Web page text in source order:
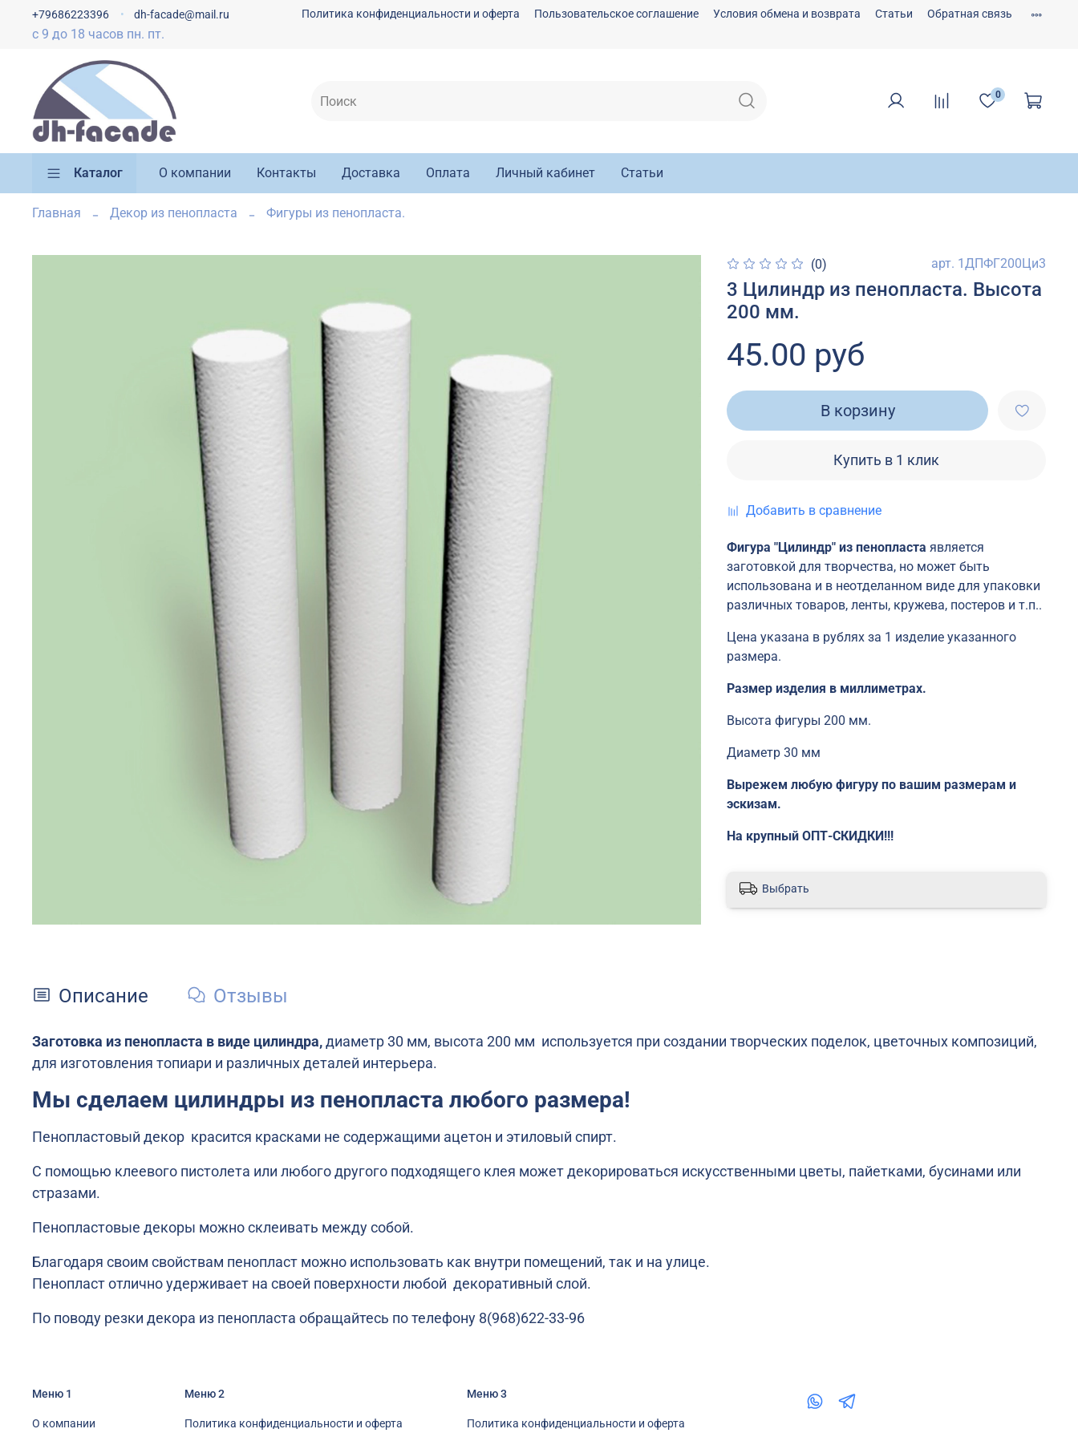
Политика конфиденциальности и оферта Пользовательское соглашение Условия обмена и возврата Статьи Обратная связь
с 9 до 18 часов пн. пт.
+79686223396 dh-facade@mail.ru
0
Каталог О компании Контакты Доставка Оплата Личный кабинет Статьи
Главная Декор из пенопласта Фигуры из пенопласта.
(0) арт. 1ДПФГ200Ци3
3 Цилиндр из пенопласта. Высота
200 мм.
45.00 руб
В корзину
Купить в 1 клик
Добавить в сравнение
Фигура "Цилиндр" из пенопласта является
заготовкой для творчества, но может быть
использована и в неотделанном виде для упаковки
различных товаров, ленты, кружева, постеров и т.п..
Цена указана в рублях за 1 изделие указанного
размера.
Размер изделия в миллиметрах.
Высота фигуры 200 мм.
Диаметр 30 мм
Вырежем любую фигуру по вашим размерам и
эскизам.
На крупный ОПТ-СКИДКИ!!!
Выбрать
Описание Отзывы
Заготовка из пенопласта в виде цилиндра,диаметр 30 мм, высота 200 мм используется при создании творческих поделок, цветочных композиций,
для изготовления топиари и различных деталей интерьера.
Мы сделаем цилиндры из пенопласта любого размера!
Пенопластовый декор красится красками не содержащими ацетон и этиловый спирт.
С помощью клеевого пистолета или любого другого подходящего клея может декорироваться искусственными цветы, пайетками, бусинами или
стразами.
Пенопластовые декоры можно склеивать между собой.
Благодаря своим свойствам пенопласт можно использовать как внутри помещений, так и на улице.
Пенопласт отлично удерживает на своей поверхности любой декоративный слой.
По поводу резки декора из пенопласта обращайтесь по телефону 8(968)622-33-96
Меню 1
О компании
Меню 2
Политика конфиденциальности и оферта
Меню 3
Политика конфиденциальности и оферта